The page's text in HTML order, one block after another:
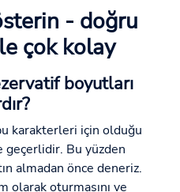
- doğru
çok kolay
boyutları
karakterleri için olduğu
geçerlidir. Bu yüzden
almadan önce deneriz.
olarak oturmasını ve